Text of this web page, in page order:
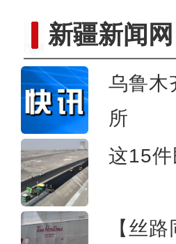
新疆新闻网
乌鲁木
所
这15
【丝